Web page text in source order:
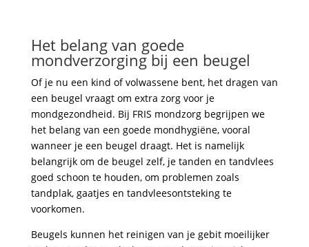
Het belang van goede
mondverzorging bij een beugel
Of je nu een kind of volwassene bent, het dragen van
een beugel vraagt om extra zorg voor je
mondgezondheid. Bij FRIS mondzorg begrijpen we
het belang van een goede mondhygiëne, vooral
wanneer je een beugel draagt. Het is namelijk
belangrijk om de beugel zelf, je tanden en tandvlees
goed schoon te houden, om problemen zoals
tandplak, gaatjes en tandvleesontsteking te
voorkomen.
Beugels kunnen het reinigen van je gebit moeilijker